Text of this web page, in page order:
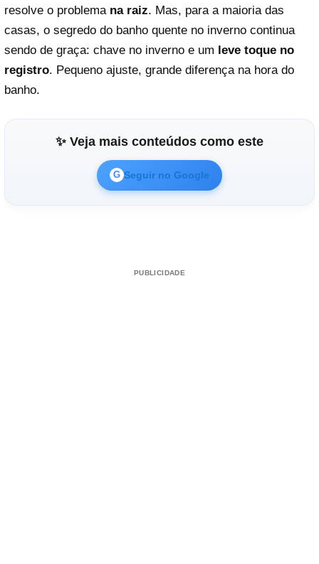
resolve o problema na raiz. Mas, para a maioria das
casas, o segredo do banho quente no inverno continua
sendo de graça: chave no inverno e um leve toque no
registro. Pequeno ajuste, grande diferença na hora do
banho.
✨ Veja mais conteúdos como este
G Seguir no Google
PUBLICIDADE